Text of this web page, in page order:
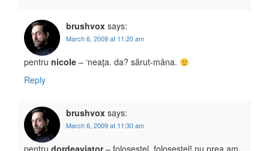
brushvox says:
March 6, 2009 at 11:20 am
pentru nicole – ‘neaţa. da? sărut-mâna.
Reply
brushvox says:
March 6, 2009 at 11:30 am